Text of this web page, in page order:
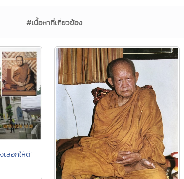
#เนื้อหาที่เกี่ยวข้อง
ลือกให้ดี"